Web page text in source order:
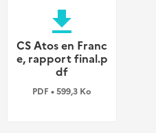
file_download
CS Atos en Franc
e, rapport final.p
df
PDF • 599,3 Ko